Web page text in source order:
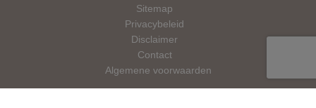
Sitemap
Privacybeleid
Disclaimer
Contact
Algemene voorwaarden